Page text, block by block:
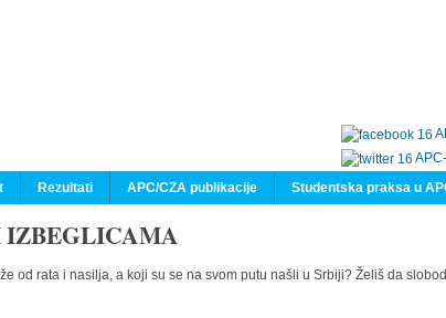
Rezultati APC/CZA publikacije Studentska praksa u
IZBEGLICAMA
od rata i nasilja, a koji su se na svom putu našli u Srbiji? Želiš da